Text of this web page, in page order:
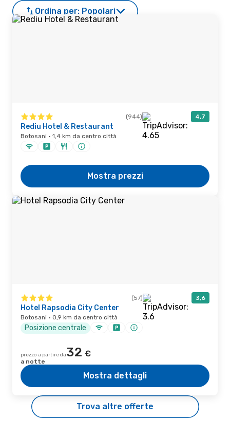
Ordina per: Popolari
(944) 4,7
Rediu Hotel & Restaurant
Botosani · 1,4 km da centro città
Mostra prezzi
(57) 3,6
Hotel Rapsodia City Center
Botosani · 0,9 km da centro città
Posizione centrale
prezzo a partire da32 €
a notte
Mostra dettagli
Trova altre offerte